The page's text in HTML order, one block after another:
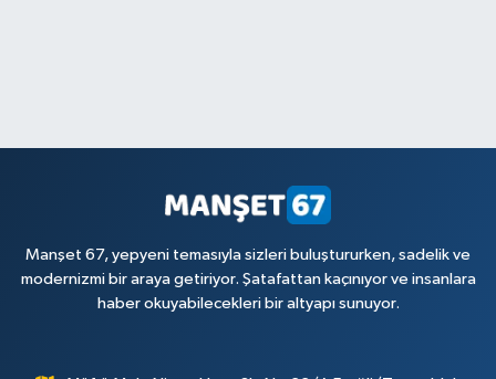
Manşet 67, yepyeni temasıyla sizleri buluştururken, sadelik ve
modernizmi bir araya getiriyor. Şatafattan kaçınıyor ve insanlara
haber okuyabilecekleri bir altyapı sunuyor.